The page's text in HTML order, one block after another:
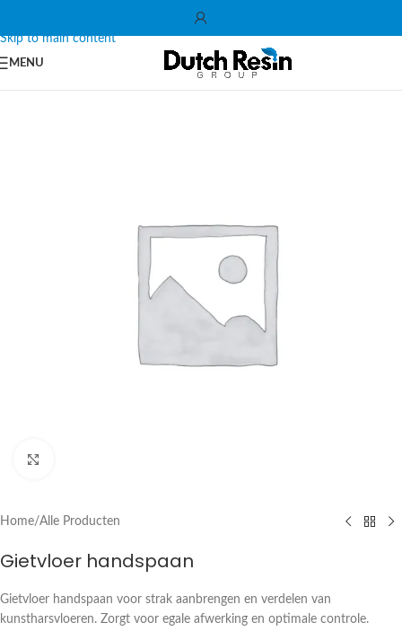
Skip to main content
MENU
Home/Alle Producten
Gietvloer handspaan
Gietvloer handspaan voor strak aanbrengen en verdelen van
kunstharsvloeren. Zorgt voor egale afwerking en optimale controle.